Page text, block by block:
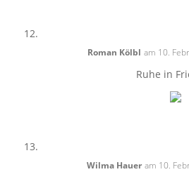
Roman Kölbl am 10.
Ruhe in
Wilma Hauer am 10.